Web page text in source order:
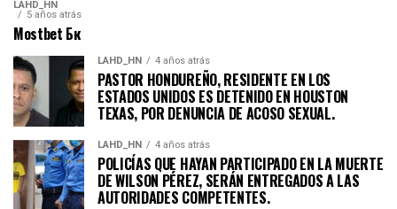
LAHD_HN
5 años atrás
Mostbet Бк
LAHD_HN 4 años atrás
PASTOR HONDUREÑO, RESIDENTE EN LOS
ESTADOS UNIDOS ES DETENIDO EN HOUSTON
TEXAS, POR DENUNCIA DE ACOSO SEXUAL.
LAHD_HN 4 años atrás
POLICÍAS QUE HAYAN PARTICIPADO EN LA MUERTE
DE WILSON PÉREZ, SERÁN ENTREGADOS A LAS
AUTORIDADES COMPETENTES.